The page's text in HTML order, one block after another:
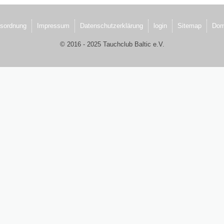
Impressum Datenschutzerklärung login Sitemap
© 2016 - 2025 Tauchclub Baltic e.V.